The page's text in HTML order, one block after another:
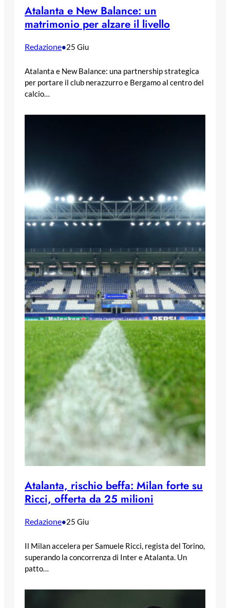
Atalanta e New Balance: un
matrimonio per alzare il livello
Redazione•25 Giu
Atalanta e New Balance: una partnership strategica
per portare il club nerazzurro e Bergamo al centro del
calcio…
Atalanta, rischio beffa: Milan forte su
Ricci, offerta da 25 milioni
Redazione•25 Giu
Il Milan accelera per Samuele Ricci, regista del Torino,
superando la concorrenza di Inter e Atalanta. Un
patto…